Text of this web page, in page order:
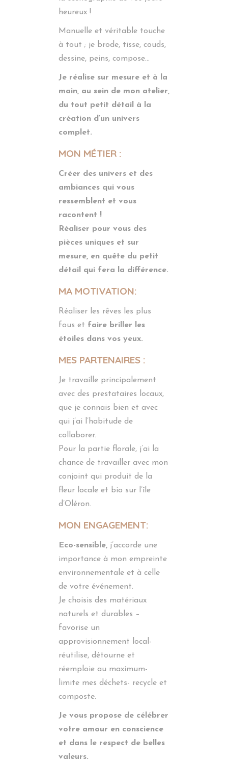
heureux !
Manuelle et véritable touche
à tout ; je brode, tisse, couds,
dessine, peins, compose…
Je réalise sur mesure et à la
main, au sein de mon atelier,
du tout petit détail à la
création d’un univers
complet.
MON MÉTIER :
Créer des univers et des
ambiances qui vous
ressemblent et vous
racontent !
Réaliser pour vous des
pièces uniques et sur
mesure, en quête du petit
détail qui fera la différence.
MA MOTIVATION:
Réaliser les rêves les plus
fous et faire briller les
étoiles dans vos yeux.
MES PARTENAIRES :
Je travaille principalement
avec des prestataires locaux,
que je connais bien et avec
qui j’ai l’habitude de
collaborer.
Pour la partie florale, j’ai la
chance de travailler avec mon
conjoint qui produit de la
fleur locale et bio sur l’île
d’Oléron.
MON ENGAGEMENT:
Eco-sensible, j’accorde une
importance à mon empreinte
environnementale et à celle
de votre événement.
Je choisis des matériaux
naturels et durables –
favorise un
approvisionnement local-
réutilise, détourne et
réemploie au maximum-
limite mes déchets- recycle et
composte.
Je vous propose de célébrer
votre amour en conscience
et dans le respect de belles
valeurs.